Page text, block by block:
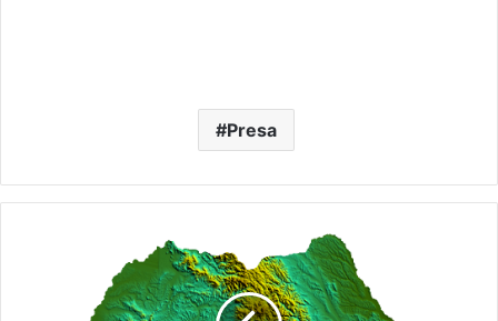
Presa